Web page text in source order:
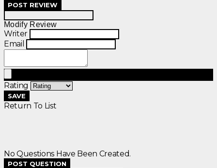
POST REVIEW
Modify Review
Writer
Email
Rating
SAVE
Return To List
No Questions Have Been Created.
POST QUESTION